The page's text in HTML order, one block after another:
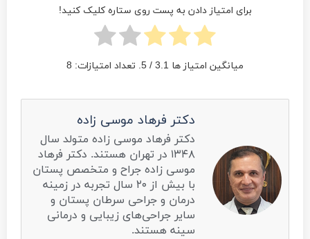
برای امتیاز دادن به پست روی ستاره کلیک کنید!
میانگین امتیاز ها 3.1 / 5. تعداد امتیازات: 8
دکتر فرهاد موسی زاده
دکتر فرهاد موسی زاده متولد سال
۱۳۴۸ در تهران هستند. دکتر فرهاد
موسی زاده جراح و متخصص پستان
با بیش از ۲۰ سال تجربه در زمینه
درمان و جراحی سرطان پستان و
سایر جراحی‌های زیبایی و درمانی
سینه هستند.